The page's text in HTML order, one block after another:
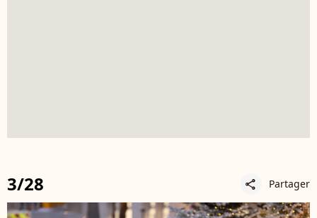
3/28 share Partager